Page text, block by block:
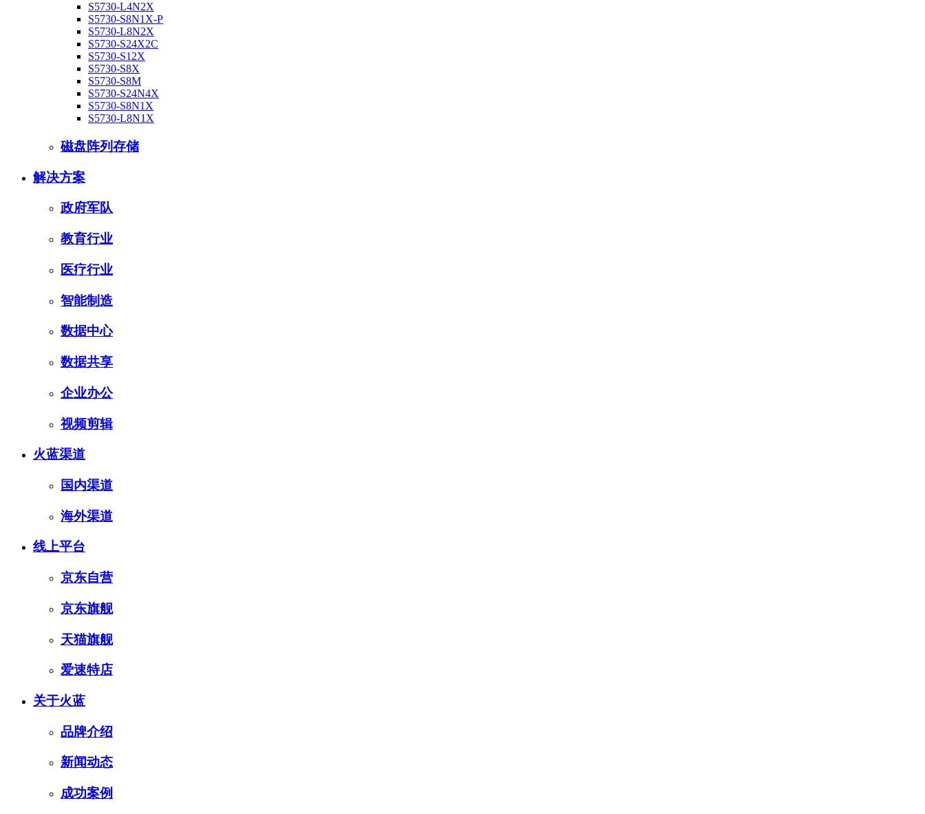
S5730-L4N2X
S5730-S8N1X-P
S5730-L8N2X
S5730-S24X2C
S5730-S12X
S5730-S8X
S5730-S8M
S5730-S24N4X
S5730-S8N1X
S5730-L8N1X
磁盘阵列存储
解决方案
政府军队
教育行业
医疗行业
智能制造
数据中心
数据共享
企业办公
视频剪辑
火蓝渠道
国内渠道
海外渠道
线上平台
京东自营
京东旗舰
天猫旗舰
爱速特店
关于火蓝
品牌介绍
新闻动态
成功案例